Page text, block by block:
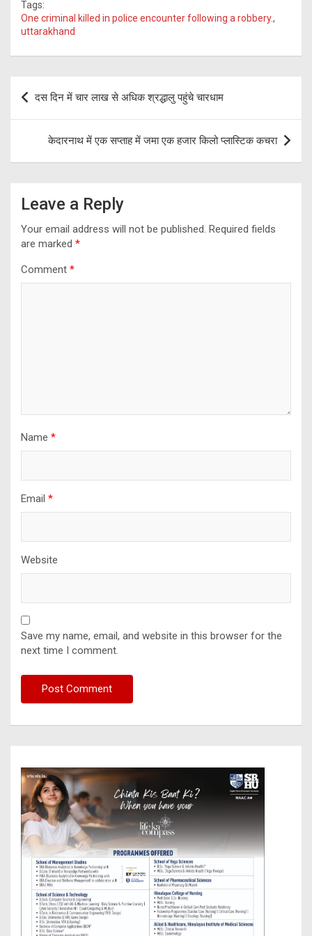
ce
b
o
k
e
gr
a
tt at
A
p
ar
Tags:
One criminal killed in police encounter following a robbery.,
uttarakhand
Post
navigation
दस दिन में चार लाख से अधिक श्रद्धालु पहुंचे चारधाम
केदारनाथ में एक सप्ताह में जमा एक हजार किलो प्लास्टिक कचरा
Leave a Reply
Your email address will not be published. Required fields
are marked *
Comment *
Name *
Email *
Website
Save my name, email, and website in this browser for the
next time I comment.